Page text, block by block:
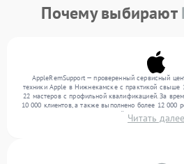
Почему выбирают
AppleRemSupport — проверенный сервисный
техники Apple в Нижнекамске с практикой свыше
22 мастеров с профильной квалификацией. За
10 000 клиентов, а также выполнено более 12 000
центр поступает от 300 устройств, включая , , .
неисправностей и гарантируем высокое
Читать далее